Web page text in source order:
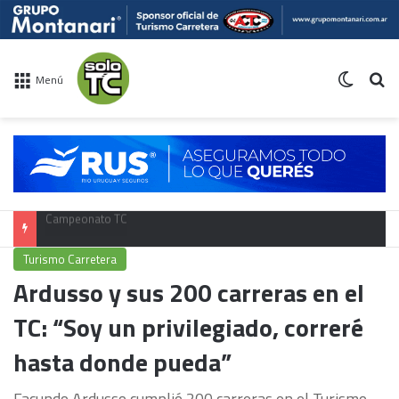
Menú
Calendario TC 2026
Turismo Carretera
Ardusso y sus 200 carreras en el
TC: “Soy un privilegiado, correré
hasta donde pueda”